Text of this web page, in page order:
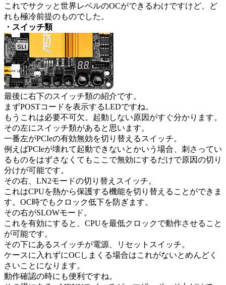
これでサクッと世界レベルのOCができるわけですけど、ど
れも極冷前提のものでした。
・スイッチ類
最後に右下のスイッチ類の紹介です。
まずPOSTコードを表示するLEDですね。
もうこれは必要不可欠。起動しない原因がすぐ分かります。
その左にスイッチ類があると思います。
一番左がPCIeの有効無効を切り替えるスイッチ。
例えばPCIeが壊れて起動できないとかいう場合、刺さってい
るものをはずさなくてもここで無効にするだけで原因の切り
分けが可能です。
その右、LN2モードの切り替えスイッチ。
これはCPUを熱から保護する機能を切り替えることができま
す。OC時でもクロック低下を防ぎます。
その右がSLOWモード。
これを有効にすると、CPUを最低クロックで動作させること
が可能です。
その下にあるスイッチが電源、リセットスイッチ。
ケースに入れずにOCしまくる場合はこれがないとめんどく
さいことになります。
動作確認の時にも便利ですね。